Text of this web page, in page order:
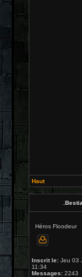
Haut
Héros Floodeur
Inscrit le: Jeu 03
11:34
Messages: 2243